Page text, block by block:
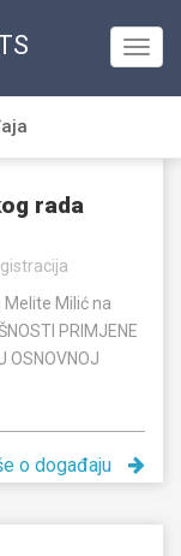
rada
Milić na
PRIMJENE
OSNOVNOJ
o događaju